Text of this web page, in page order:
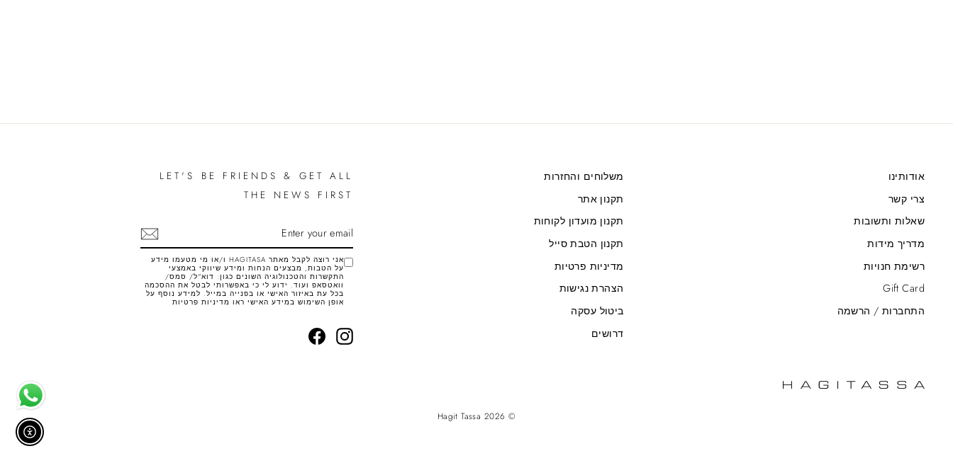
אודותינו
צרי קשר
שאלות ותשובות
מדריך מידות
רשימת חנויות
Gift Card
התחברות / הרשמה
משלוחים והחזרות
תקנון אתר
תקנון מועדון לקוחות
תקנון הטבת סייל
מדיניות פרטיות
הצהרת נגישות
ביטול עסקה
דרושים
LET'S BE FRIENDS & GET ALL
THE NEWS FIRST
YOUR
EMAIL
אני רוצה לקבל מאתר HAGITASA ו/או מי מטעמו מידע
על הטבות, מבצעים הנחות ומידע שיווקי באמצעי
התקשרות והטכנולוגיה השונים כגון: דוא"ל/ סמס/
וואטסאפ ועוד. ידוע לי כי באפשרותי לבטל את ההסכמה
בכל עת באיזור האישי או בפנייה במייל. למידע נוסף על
אופן השימוש במידע האישי ראו מדיניות פרטיות
Instagram
Facebook
© 2026 Hagit Tassa
אפשר